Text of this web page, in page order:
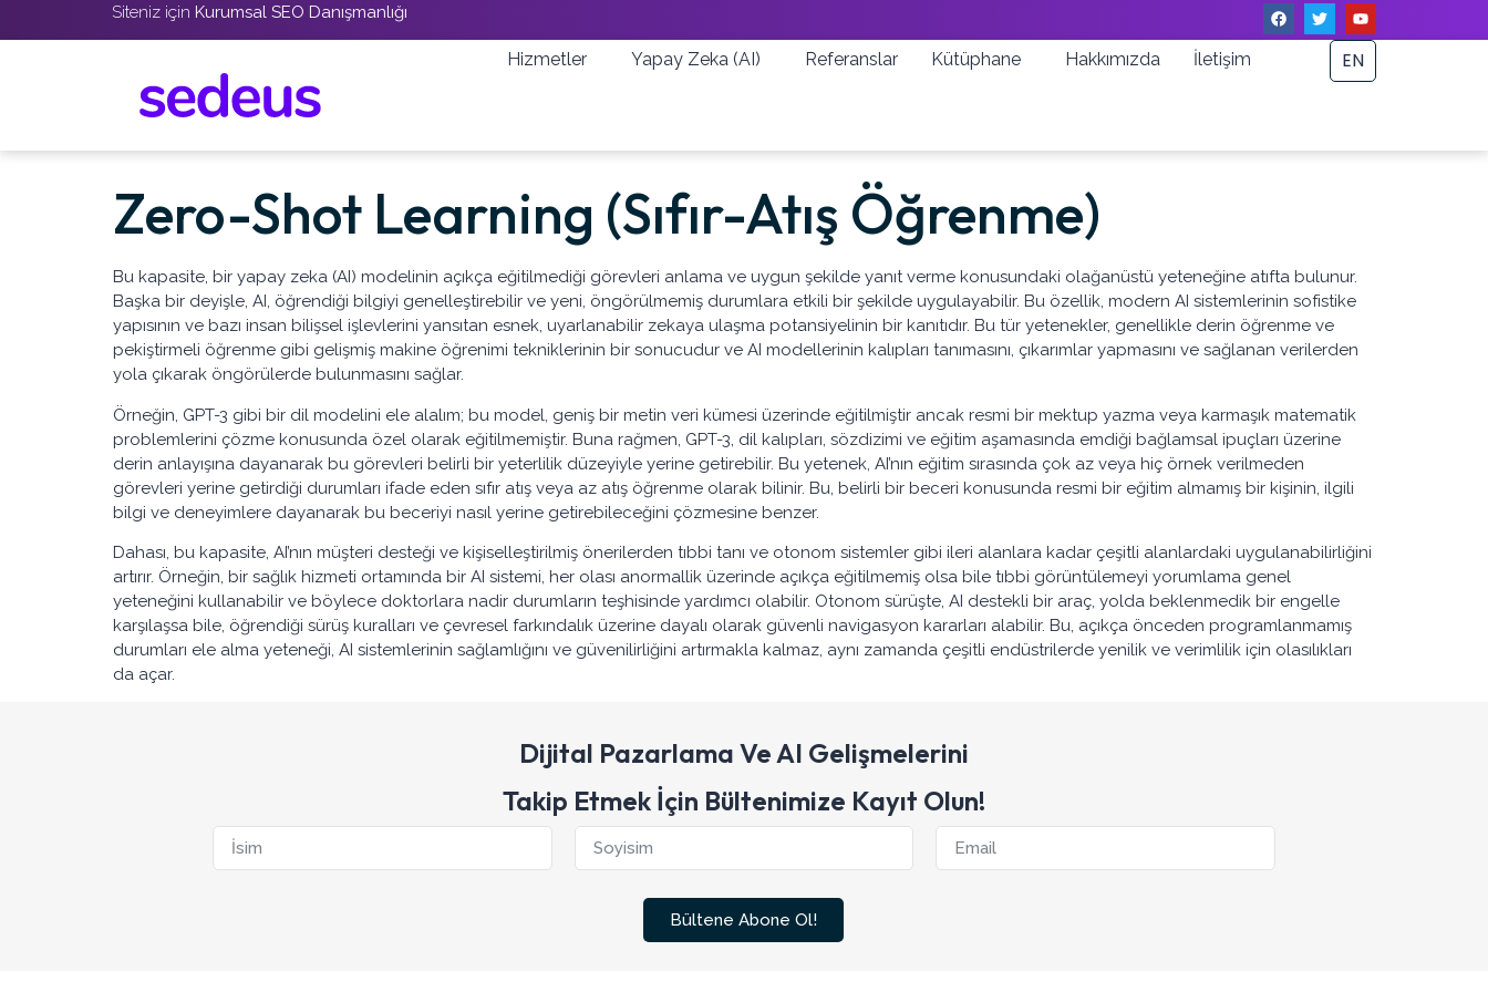
Siteniz için Kurumsal SEO Danışmanlığı
Hizmetler Yapay Zeka (AI) Referanslar Kütüphane Hakkımızda İletişim EN
Zero-Shot Learning (Sıfır-Atış Öğrenme)
Bu kapasite, bir yapay zeka (AI) modelinin açıkça eğitilmediği görevleri anlama ve uygun şekilde yanıt verme konusundaki olağanüstü yeteneğine atıfta bulunur.
Başka bir deyişle, AI, öğrendiği bilgiyi genelleştirebilir ve yeni, öngörülmemiş durumlara etkili bir şekilde uygulayabilir. Bu özellik, modern AI sistemlerinin sofistike
yapısının ve bazı insan bilişsel işlevlerini yansıtan esnek, uyarlanabilir zekaya ulaşma potansiyelinin bir kanıtıdır. Bu tür yetenekler, genellikle derin öğrenme ve
pekiştirmeli öğrenme gibi gelişmiş makine öğrenimi tekniklerinin bir sonucudur ve AI modellerinin kalıpları tanımasını, çıkarımlar yapmasını ve sağlanan verilerden
yola çıkarak öngörülerde bulunmasını sağlar.
Örneğin, GPT-3 gibi bir dil modelini ele alalım; bu model, geniş bir metin veri kümesi üzerinde eğitilmiştir ancak resmi bir mektup yazma veya karmaşık matematik
problemlerini çözme konusunda özel olarak eğitilmemiştir. Buna rağmen, GPT-3, dil kalıpları, sözdizimi ve eğitim aşamasında emdiği bağlamsal ipuçları üzerine
derin anlayışına dayanarak bu görevleri belirli bir yeterlilik düzeyiyle yerine getirebilir. Bu yetenek, AI’nın eğitim sırasında çok az veya hiç örnek verilmeden
görevleri yerine getirdiği durumları ifade eden sıfır atış veya az atış öğrenme olarak bilinir. Bu, belirli bir beceri konusunda resmi bir eğitim almamış bir kişinin, ilgili
bilgi ve deneyimlere dayanarak bu beceriyi nasıl yerine getirebileceğini çözmesine benzer.
Dahası, bu kapasite, AI’nın müşteri desteği ve kişiselleştirilmiş önerilerden tıbbi tanı ve otonom sistemler gibi ileri alanlara kadar çeşitli alanlardaki uygulanabilirliğini
artırır. Örneğin, bir sağlık hizmeti ortamında bir AI sistemi, her olası anormallik üzerinde açıkça eğitilmemiş olsa bile tıbbi görüntülemeyi yorumlama genel
yeteneğini kullanabilir ve böylece doktorlara nadir durumların teşhisinde yardımcı olabilir. Otonom sürüşte, AI destekli bir araç, yolda beklenmedik bir engelle
karşılaşsa bile, öğrendiği sürüş kuralları ve çevresel farkındalık üzerine dayalı olarak güvenli navigasyon kararları alabilir. Bu, açıkça önceden programlanmamış
durumları ele alma yeteneği, AI sistemlerinin sağlamlığını ve güvenilirliğini artırmakla kalmaz, aynı zamanda çeşitli endüstrilerde yenilik ve verimlilik için olasılıkları
da açar.
Dijital Pazarlama Ve AI Gelişmelerini
Takip Etmek İçin Bültenimize Kayıt Olun!
Bültene Abone Ol!